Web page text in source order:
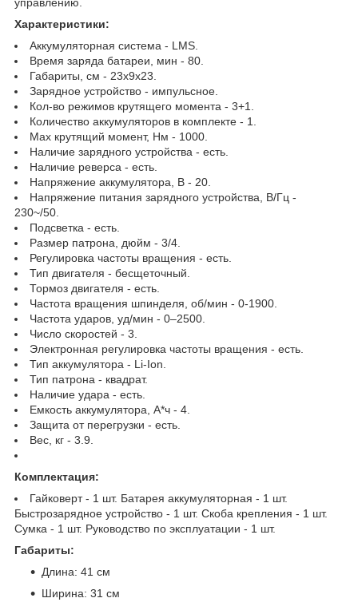
управлению.
Характеристики:
Аккумуляторная система - LMS.
Время заряда батареи, мин - 80.
Габариты, см - 23x9x23.
Зарядное устройство - импульсное.
Кол-во режимов крутящего момента - 3+1.
Количество аккумуляторов в комплекте - 1.
Мах крутящий момент, Нм - 1000.
Наличие зарядного устройства - есть.
Наличие реверса - есть.
Напряжение аккумулятора, В - 20.
Напряжение питания зарядного устройства, В/Гц -
230~/50.
Подсветка - есть.
Размер патрона, дюйм - 3/4.
Регулировка частоты вращения - есть.
Тип двигателя - бесщеточный.
Тормоз двигателя - есть.
Частота вращения шпинделя, об/мин - 0-1900.
Частота ударов, уд/мин - 0–2500.
Число скоростей - 3.
Электронная регулировка частоты вращения - есть.
Тип аккумулятора - Li-Ion.
Тип патрона - квадрат.
Наличие удара - есть.
Емкость аккумулятора, А*ч - 4.
Защита от перегрузки - есть.
Вес, кг - 3.9.
Комплектация:
Гайковерт - 1 шт. Батарея аккумуляторная - 1 шт.
Быстрозарядное устройство - 1 шт. Скоба крепления - 1 шт.
Сумка - 1 шт. Руководство по эксплуатации - 1 шт.
Габариты:
Длина: 41 см
Ширина: 31 см